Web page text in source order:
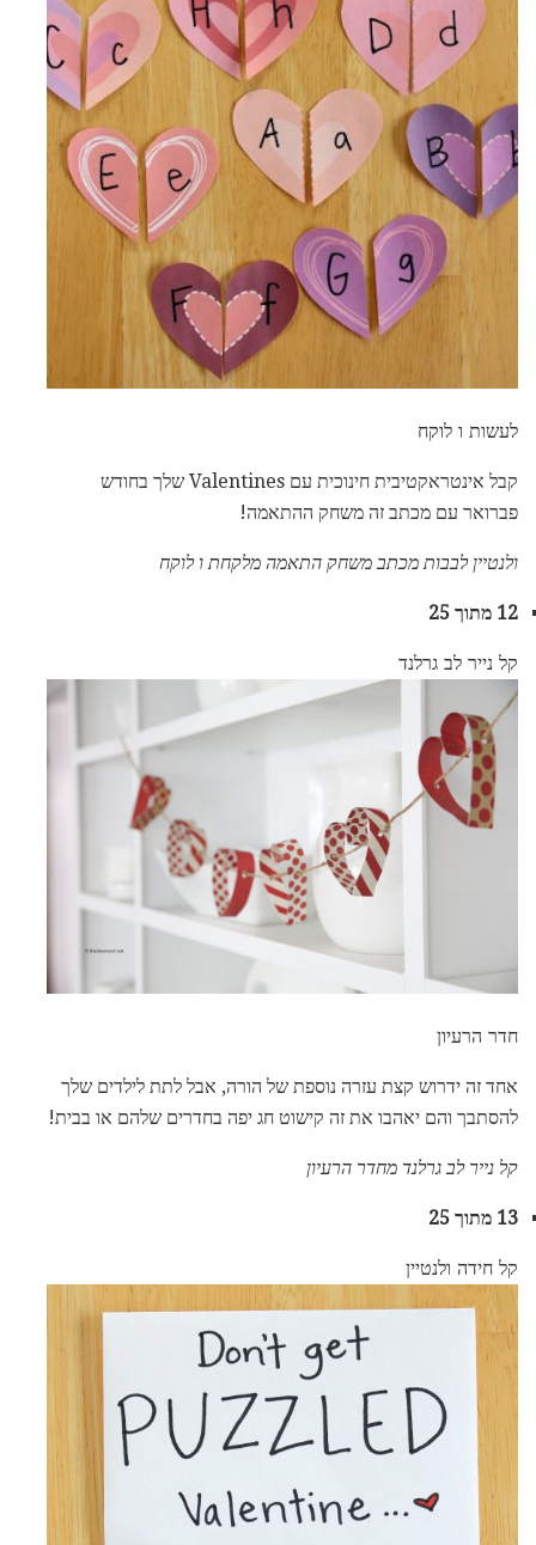
לעשות ו לוקח
קבל אינטראקטיבית חינוכית עם Valentines שלך בחודש
פברואר עם מכתב זה משחק ההתאמה!
ולנטיין לבבות מכתב משחק התאמה מלקחת ו לוקח
12 מתוך 25
קל נייר לב גרלנד
חדר הרעיון
אחד זה ידרוש קצת עזרה נוספת של הורה, אבל לתת לילדים שלך
להסתבך והם יאהבו את זה קישוט חג יפה בחדרים שלהם או בבית!
קל נייר לב גרלנד מחדר הרעיון
13 מתוך 25
קל חידה ולנטיין